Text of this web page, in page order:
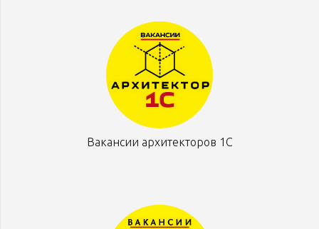
Вакансии архитекторов 1С